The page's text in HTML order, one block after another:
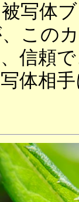
写体
この
信頼
体相